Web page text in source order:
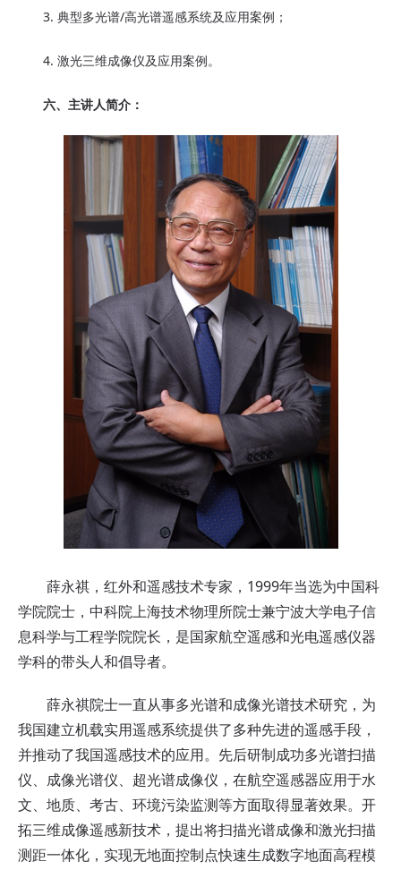
3. 典型多光谱/高光谱遥感系统及应用案例；
4. 激光三维成像仪及应用案例。
六、主讲人简介：
薛永祺，红外和遥感技术专家，1999年当选为中国科
学院院士，中科院上海技术物理所院士兼宁波大学电子信
息科学与工程学院院长，是国家航空遥感和光电遥感仪器
学科的带头人和倡导者。
薛永祺院士一直从事多光谱和成像光谱技术研究，为
我国建立机载实用遥感系统提供了多种先进的遥感手段，
并推动了我国遥感技术的应用。先后研制成功多光谱扫描
仪、成像光谱仪、超光谱成像仪，在航空遥感器应用于水
文、地质、考古、环境污染监测等方面取得显著效果。开
拓三维成像遥感新技术，提出将扫描光谱成像和激光扫描
测距一体化，实现无地面控制点快速生成数字地面高程模